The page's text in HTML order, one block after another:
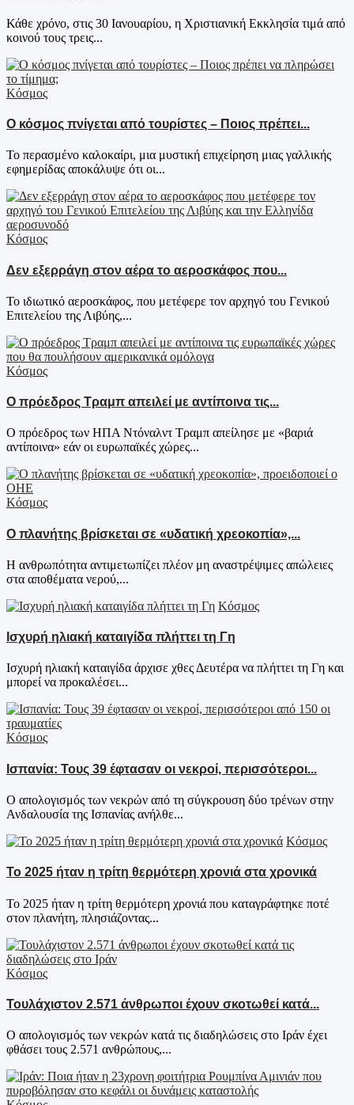
Κάθε χρόνο, στις 30 Ιανουαρίου, η Χριστιανική Εκκλησία τιμά από
κοινού τους τρεις...
Κόσμος
Ο κόσμος πνίγεται από τουρίστες – Ποιος πρέπει...
Το περασμένο καλοκαίρι, μια μυστική επιχείρηση μιας γαλλικής
εφημερίδας αποκάλυψε ότι οι...
Κόσμος
Δεν εξερράγη στον αέρα το αεροσκάφος που...
Το ιδιωτικό αεροσκάφος, που μετέφερε τον αρχηγό του Γενικού
Επιτελείου της Λιβύης,...
Κόσμος
Ο πρόεδρος Τραμπ απειλεί με αντίποινα τις...
Ο πρόεδρος των ΗΠΑ Ντόναλντ Τραμπ απείλησε με «βαριά
αντίποινα» εάν οι ευρωπαϊκές χώρες...
Κόσμος
Ο πλανήτης βρίσκεται σε «υδατική χρεοκοπία»,...
Η ανθρωπότητα αντιμετωπίζει πλέον μη αναστρέψιμες απώλειες
στα αποθέματα νερού,...
Κόσμος
Ισχυρή ηλιακή καταιγίδα πλήττει τη Γη
Ισχυρή ηλιακή καταιγίδα άρχισε χθες Δευτέρα να πλήττει τη Γη και
μπορεί να προκαλέσει...
Κόσμος
Ισπανία: Τους 39 έφτασαν οι νεκροί, περισσότεροι...
Ο απολογισμός των νεκρών από τη σύγκρουση δύο τρένων στην
Ανδαλουσία της Ισπανίας ανήλθε...
Κόσμος
Το 2025 ήταν η τρίτη θερμότερη χρονιά στα χρονικά
Το 2025 ήταν η τρίτη θερμότερη χρονιά που καταγράφτηκε ποτέ
στον πλανήτη, πλησιάζοντας...
Κόσμος
Τουλάχιστον 2.571 άνθρωποι έχουν σκοτωθεί κατά...
Ο απολογισμός των νεκρών κατά τις διαδηλώσεις στο Ιράν έχει
φθάσει τους 2.571 ανθρώπους,...